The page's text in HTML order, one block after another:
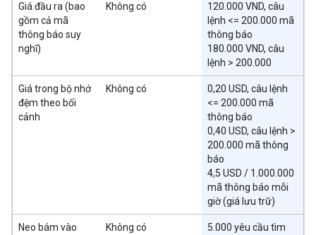
Giá đầu ra (bao
gồm cả mã
thông báo suy
nghĩ)
Không có
120.000 VND, câu
lệnh <= 200.000 mã
thông báo
180.000 VND, câu
lệnh > 200.000
Giá trong bộ nhớ
đệm theo bối
cảnh
Không có
0,20 USD, câu lệnh
<= 200.000 mã
thông báo
0,40 USD, câu lệnh >
200.000 mã thông
báo
4,5 USD / 1.000.000
mã thông báo mỗi
giờ (giá lưu trữ)
Neo bám vào
Không có
5.000 yêu cầu tìm